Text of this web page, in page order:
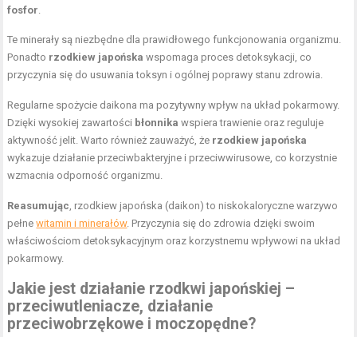
fosfor.
Te minerały są niezbędne dla prawidłowego funkcjonowania organizmu.
Ponadto rzodkiew japońska wspomaga proces detoksykacji, co
przyczynia się do usuwania toksyn i ogólnej poprawy stanu zdrowia.
Regularne spożycie daikona ma pozytywny wpływ na układ pokarmowy.
Dzięki wysokiej zawartości błonnika wspiera trawienie oraz reguluje
aktywność jelit. Warto również zauważyć, że rzodkiew japońska
wykazuje działanie przeciwbakteryjne i przeciwwirusowe, co korzystnie
wzmacnia odporność organizmu.
Reasumując, rzodkiew japońska (daikon) to niskokaloryczne warzywo
pełnewitamin i minerałów. Przyczynia się do zdrowia dzięki swoim
właściwościom detoksykacyjnym oraz korzystnemu wpływowi na układ
pokarmowy.
Jakie jest działanie rzodkwi japońskiej –
przeciwutleniacze, działanie
przeciwobrzękowe i moczopędne?